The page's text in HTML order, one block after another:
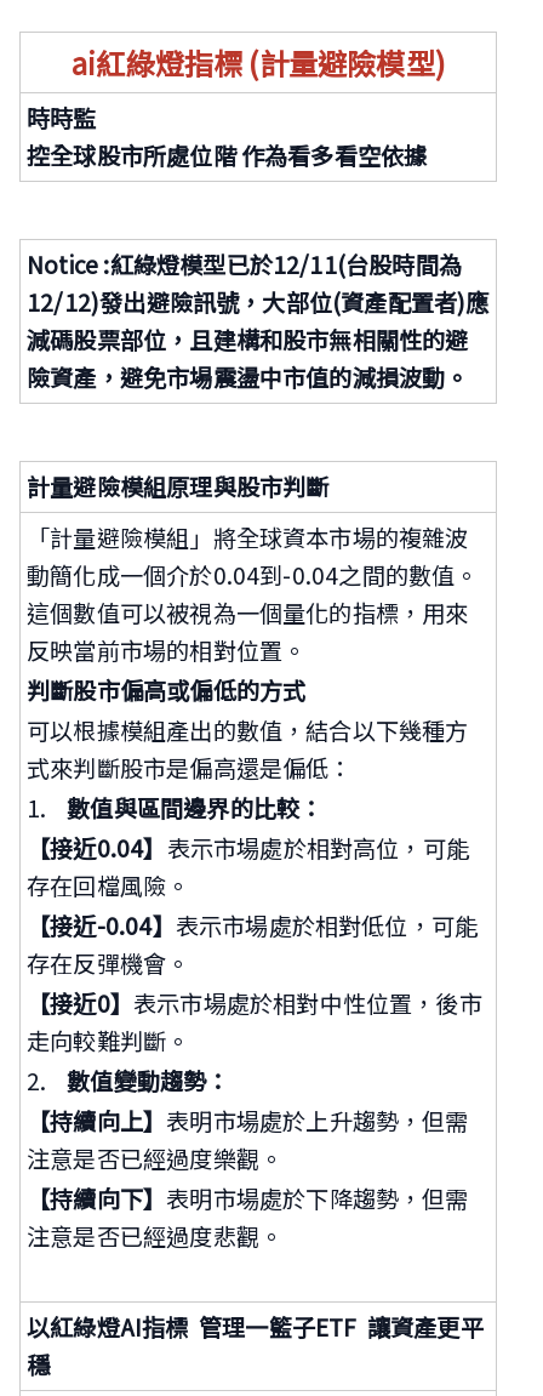
ai紅綠燈指標 (計量避險模型)
時時監
控全球股市所處位階 作為看多看空依據
Notice :紅綠燈模型已於12/11(台股時間為
12/12)發出避險訊號，大部位(資產配置者)應
減碼股票部位，且建構和股市無相關性的避
險資產，避免市場震盪中市值的減損波動。
計量避險模組原理與股市判斷
「計量避險模組」將全球資本市場的複雜波
動簡化成一個介於0.04到-0.04之間的數值。
這個數值可以被視為一個量化的指標，用來
反映當前市場的相對位置。
判斷股市偏高或偏低的方式
可以根據模組產出的數值，結合以下幾種方
式來判斷股市是偏高還是偏低：
1.數值與區間邊界的比較：
【接近0.04】 表示市場處於相對高位，可能
存在回檔風險。
【接近-0.04】 表示市場處於相對低位，可能
存在反彈機會。
【接近0】 表示市場處於相對中性位置，後市
走向較難判斷。
2.數值變動趨勢：
【持續向上】 表明市場處於上升趨勢，但需
注意是否已經過度樂觀。
【持續向下】 表明市場處於下降趨勢，但需
注意是否已經過度悲觀。
以紅綠燈AI指標 管理一籃子ETF 讓資產更平
穩